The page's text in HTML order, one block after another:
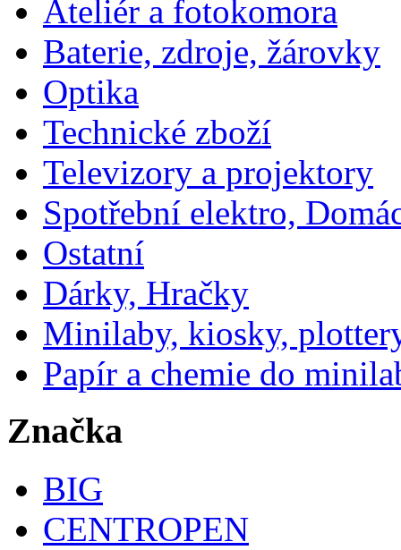
Ateliér a fotokomora
Baterie, zdroje, žárovky
Optika
Technické zboží
Televizory a projektory
Spotřební elektro,
Ostatní
Dárky, Hračky
Minilaby, kiosky,
Papír a chemie do
Značka
BIG
CENTROPEN